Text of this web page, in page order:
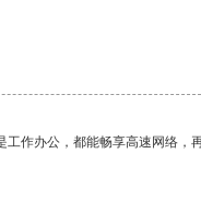
作办公，都能畅享高速网络